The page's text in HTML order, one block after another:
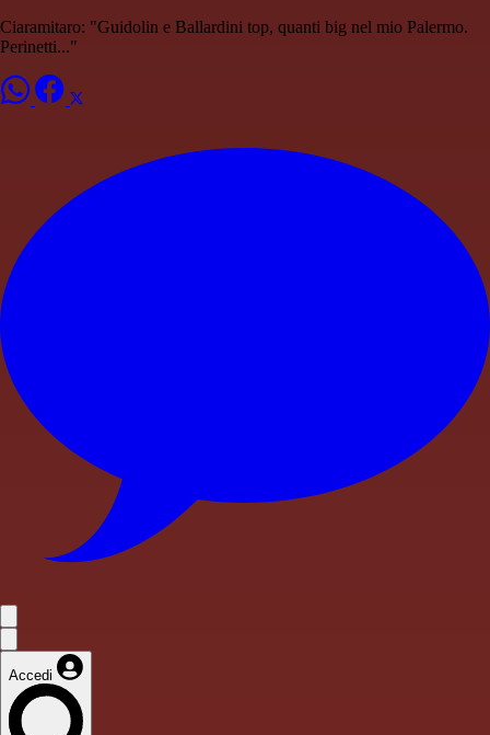
Ciaramitaro: "Guidolin e Ballardini top, quanti big nel mio Palermo.
Perinetti..."
Accedi